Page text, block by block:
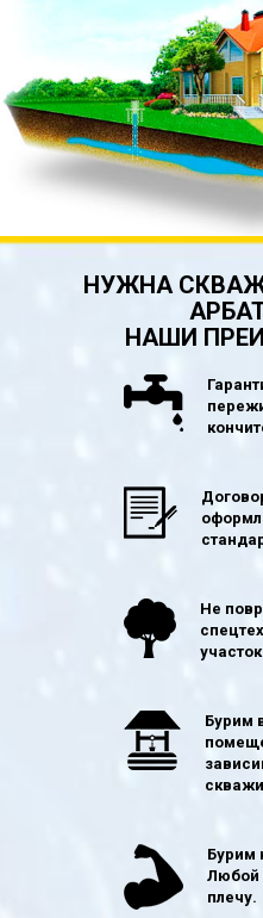
НУЖНА
НАШИ
Не
Бурим
Бурим
Любой
плечу.